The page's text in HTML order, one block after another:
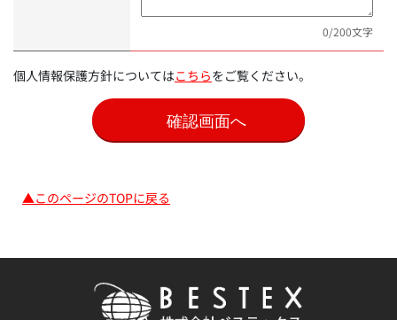
0/200文字
個人情報保護方針についてはこちらをご覧ください。
▲このページのTOPに戻る